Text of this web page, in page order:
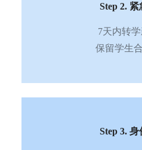
Step 2.
7天内转
保留学生
Step 3.